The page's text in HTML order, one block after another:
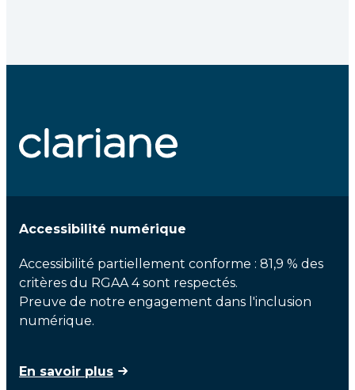
Accessibilité numérique
Accessibilité partiellement conforme : 81,9 % des
critères du RGAA 4 sont respectés.
Preuve de notre engagement dans l'inclusion
numérique.
En savoir plus